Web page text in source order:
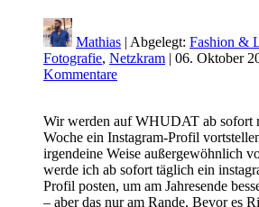
Mathias | Abgelegt: Fashion &
Fotografie, Netzkram | 06. Oktober
Kommentare
Wir werden auf WHUDAT ab sofort
Woche ein Instagram-Profil
irgendeine Weise außergewöhnlich
werde ich ab sofort täglich ein
Profil posten, um am Jahresende
– aber das nur am Rande. Bevor es